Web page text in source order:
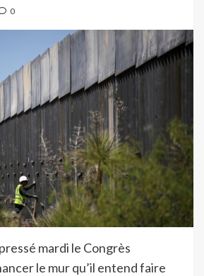
0
mardi le Congrès
le mur qu’il entend faire